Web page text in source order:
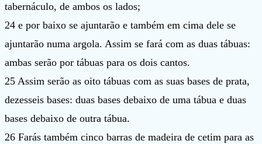
tabernáculo, de ambos os lados;
24 e por baixo se ajuntarão e também em cima dele se
ajuntarão numa argola. Assim se fará com as duas tábuas:
ambas serão por tábuas para os dois cantos.
25 Assim serão as oito tábuas com as suas bases de prata,
dezesseis bases: duas bases debaixo de uma tábua e duas
bases debaixo de outra tábua.
26 Farás também cinco barras de madeira de cetim para as